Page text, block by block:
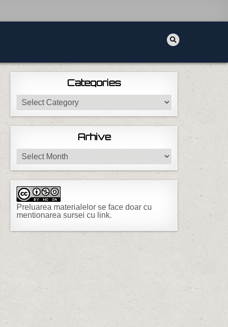
Categories
Categories
Arhive
Arhive
Preluarea materialelor se face doar cu
mentionarea sursei cu link.